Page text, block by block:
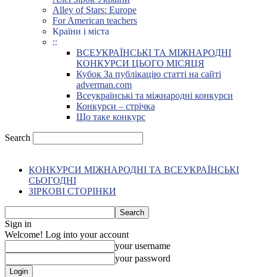
Alley of Stars: Europe
For American teachers
Країни і міста
::
ВСЕУКРАЇНСЬКІ ТА МІЖНАРОДНІ
КОНКУРСИ ЦЬОГО МІСЯЦЯ
Кубок За публікацію статті на сайті
adverman.com
Всеукраїнські та міжнародні конкурси
Конкурси – стрічка
Що таке конкурс
Search
КОНКУРСИ МІЖНАРОДНІ ТА ВСЕУКРАЇНСЬКІ
СЬОГОДНІ
ЗІРКОВІ СТОРІНКИ
Sign in
Welcome! Log into your account
your username
your password